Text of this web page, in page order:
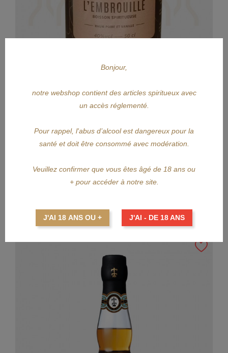
APERÇU RAPIDE
L'EMBROUILLE
42,50 €Prix
Bonjour,
notre webshop contient des articles spiritueux avec
un accès réglementé.
Pour rappel, l'abus d’alcool est dangereux pour la
santé et doit être consommé avec modération.
Veuillez confirmer que vous êtes âgé de 18 ans ou
+ pour accéder à notre site.
J'AI 18 ANS OU + J'AI - DE 18 ANS